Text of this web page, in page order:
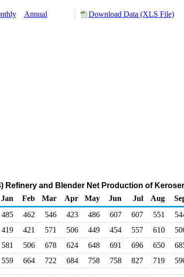
Annual Download Data (XLS File)
Refinery and Blender Net Production of
Jan Feb Mar Apr May Jun Jul Aug
485 462 546 423 486 607 607 551
419 421 571 506 449 454 557 610
581 506 678 624 648 691 696 650
559 664 722 684 758 758 827 719